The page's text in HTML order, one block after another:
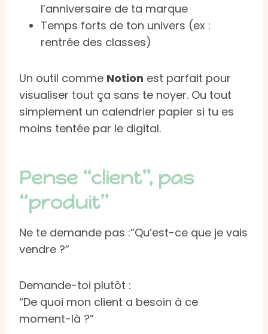
l’anniversaire de ta marque
Temps forts de ton univers (ex :
rentrée des classes)
Un outil comme Notion est parfait pour
visualiser tout ça sans te noyer. Ou tout
simplement un calendrier papier si tu es
moins tentée par le digital.
Pense “client”, pas
“produit”
Ne te demande pas :“Qu’est-ce que je vais
vendre ?”
Demande-toi plutôt :
“De quoi mon client a besoin à ce
moment-là ?”